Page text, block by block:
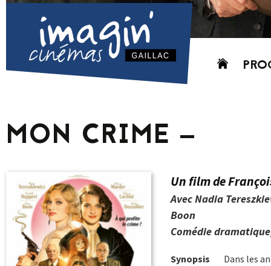
Aller
MON CRIME –
Un film de
Avec Nadia
Boon
Comédie
Synopsis
Dans les